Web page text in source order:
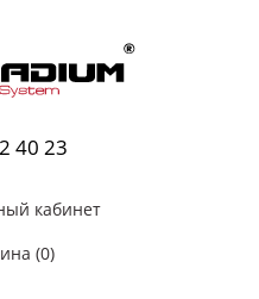
40 23
кабинет
(0)